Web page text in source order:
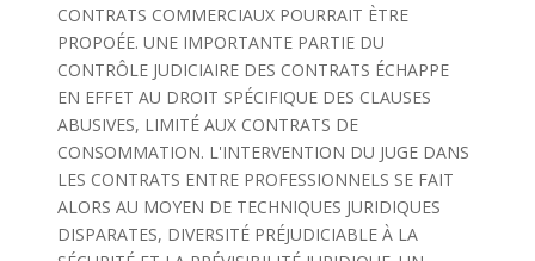
CONTRATS COMMERCIAUX POURRAIT ÈTRE
PROPOÉE. UNE IMPORTANTE PARTIE DU
CONTRÔLE JUDICIAIRE DES CONTRATS ÉCHAPPE
EN EFFET AU DROIT SPÉCIFIQUE DES CLAUSES
ABUSIVES, LIMITÉ AUX CONTRATS DE
CONSOMMATION. L'INTERVENTION DU JUGE DANS
LES CONTRATS ENTRE PROFESSIONNELS SE FAIT
ALORS AU MOYEN DE TECHNIQUES JURIDIQUES
DISPARATES, DIVERSITÉ PRÉJUDICIABLE À LA